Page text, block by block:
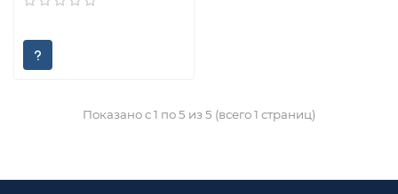
Показано с 1 по 5 из 5 (всего 1 страниц)